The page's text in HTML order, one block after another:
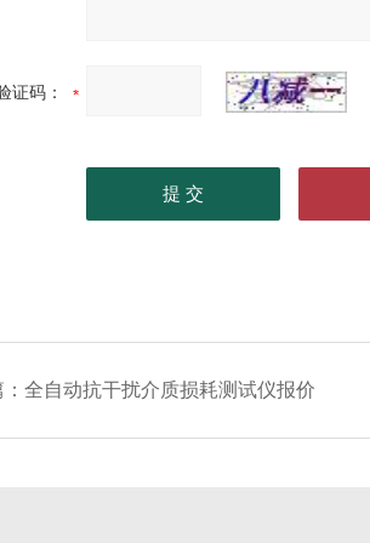
证码：
：全自动抗干扰介质损耗测试仪报价